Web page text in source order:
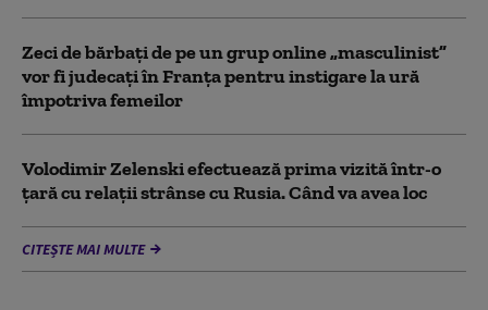
Zeci de bărbați de pe un grup online „masculinist”
vor fi judecați în Franța pentru instigare la ură
împotriva femeilor
Volodimir Zelenski efectuează prima vizită într-o
țară cu relații strânse cu Rusia. Când va avea loc
CITEȘTE MAI MULTE